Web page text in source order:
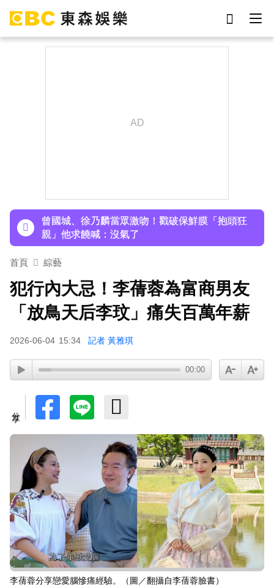
秀超狂腹肌
曾國城、徐乃麟當眾激吻！戳破保鮮膜「抱頭狂
親」他求饒喊：沒氣了
日傳奇女星辭世！兒子曝「最後時刻」：如沉睡般
下載東森App，隨時掌握天下大小事！
秀超狂腹肌
首頁 綜藝
犯行內大忌！李蒨蓉為富商男友
「放鳥天后李玟」痛失百萬年薪
2026-06-04 15:34 記者 黃雅琪
00:00
李蒨蓉分享戀愛腦慘痛經驗。（圖／翻攝自李蒨蓉臉書）